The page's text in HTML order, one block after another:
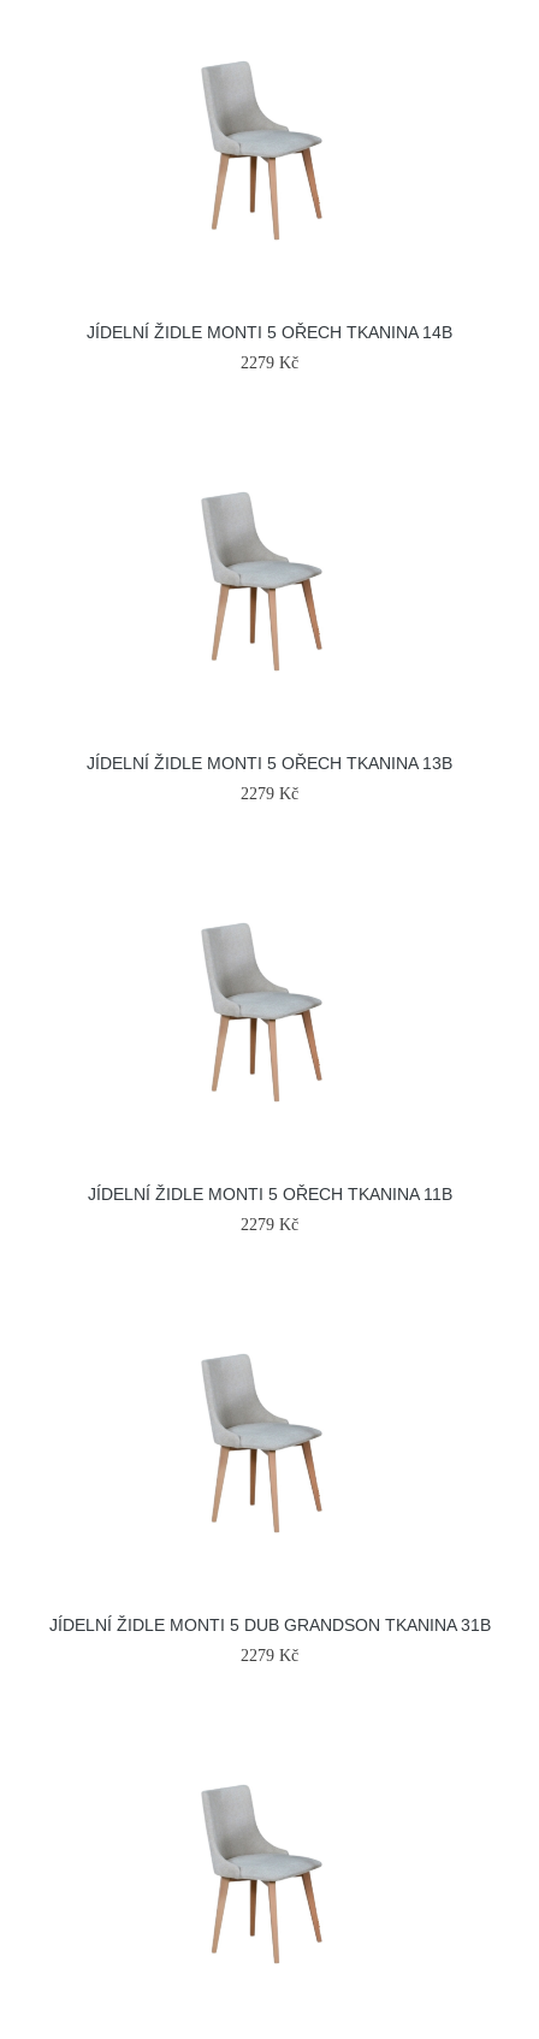
JÍDELNÍ ŽIDLE MONTI 5 OŘECH TKANINA 14B
2279 Kč
JÍDELNÍ ŽIDLE MONTI 5 OŘECH TKANINA 13B
2279 Kč
JÍDELNÍ ŽIDLE MONTI 5 OŘECH TKANINA 11B
2279 Kč
JÍDELNÍ ŽIDLE MONTI 5 DUB GRANDSON TKANINA 31B
2279 Kč